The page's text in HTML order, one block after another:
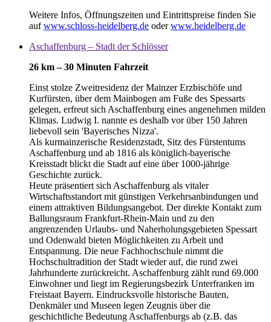
Weitere Infos, Öffnungszeiten und Eintrittspreise finden Sie
aufwww.schloss-heidelberg.de oderwww.heidelberg.de
Aschaffenburg – Stadt der Schlösser
26 km – 30 Minuten Fahrzeit
Einst stolze Zweitresidenz der Mainzer Erzbischöfe und
Kurfürsten, über dem Mainbogen am Fuße des Spessarts
gelegen, erfreut sich Aschaffenburg eines angenehmen milden
Klimas. Ludwig I. nannte es deshalb vor über 150 Jahren
liebevoll sein 'Bayerisches Nizza'.
Als kurmainzerische Residenzstadt, Sitz des Fürstentums
Aschaffenburg und ab 1816 als königlich-bayerische
Kreisstadt blickt die Stadt auf eine über 1000-jährige
Geschichte zurück.
Heute präsentiert sich Aschaffenburg als vitaler
Wirtschaftsstandort mit günstigen Verkehrsanbindungen und
einem attraktiven Bildungsangebot. Der direkte Kontakt zum
Ballungsraum Frankfurt-Rhein-Main und zu den
angrenzenden Urlaubs- und Naherholungsgebieten Spessart
und Odenwald bieten Möglichkeiten zu Arbeit und
Entspannung. Die neue Fachhochschule nimmt die
Hochschultradition der Stadt wieder auf, die rund zwei
Jahrhunderte zurückreicht. Aschaffenburg zählt rund 69.000
Einwohner und liegt im Regierungsbezirk Unterfranken im
Freistaat Bayern. Eindrucksvolle historische Bauten,
Denkmäler und Museen legen Zeugnis über die
geschichtliche Bedeutung Aschaffenburgs ab (z.B. das